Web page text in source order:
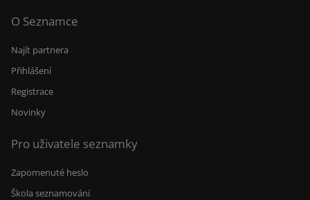
O Seznamce
Najít partnera
Přihlášení
Registrace
Novinky
Pro uživatele seznamky
Zapomenuté heslo
Škola seznamování